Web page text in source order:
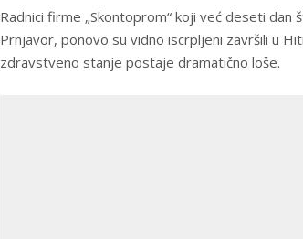
Radnici firme „Skontoprom“ koji već deseti
Prnjavor, ponovo su vidno iscrpljeni završili u
zdravstveno stanje postaje dramatično loše.